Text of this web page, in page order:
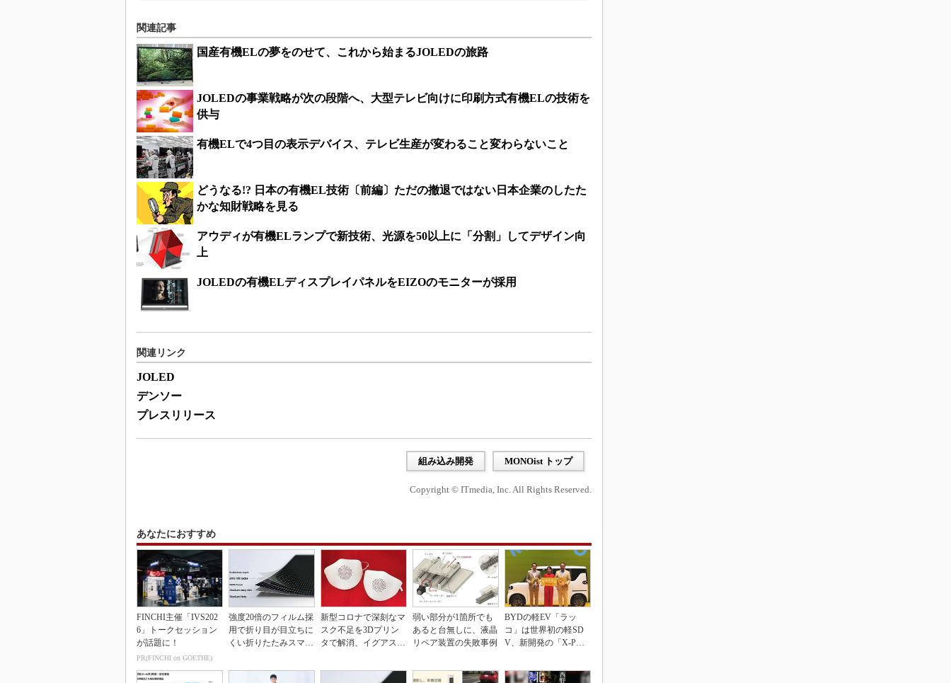
関連記事
国産有機ELの夢をのせて、これから始まるJOLEDの旅路
JOLEDの事業戦略が次の段階へ、大型テレビ向けに印刷方式有機ELの技術を
供与
有機ELで4つ目の表示デバイス、テレビ生産が変わること変わらないこと
どうなる!? 日本の有機EL技術〔前編〕ただの撤退ではない日本企業のしたた
かな知財戦略を見る
アウディが有機ELランプで新技術、光源を50以上に「分割」してデザイン向
上
JOLEDの有機ELディスプレイパネルをEIZOのモニターが採用
関連リンク
JOLED
デンソー
プレスリリース
組み込み開発 MONOist トップ
Copyright © ITmedia, Inc. All Rights Reserved.
あなたにおすすめ
FINCHI主催「IVS202
6」トークセッション
が話題に！
PR(FINCHI on GOETHE)
強度20倍のフィルム採
用で折り目が目立ちに
くい折りたたみスマホ
新型コロナで深刻なマ
スク不足を3Dプリン
タで解消、イグアスが
弱い部分が1箇所でも
あると台無しに、液晶
リペア装置の失敗事例
BYDの軽EV「ラッ
コ」は世界初の軽SD
V、新開発の「X-PAC